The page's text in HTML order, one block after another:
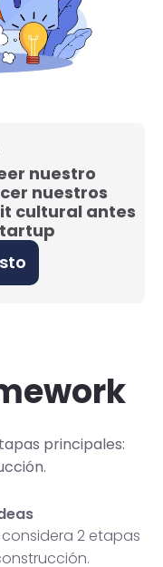
nuestro
nuestros
cultural antes
principales:
2 etapas